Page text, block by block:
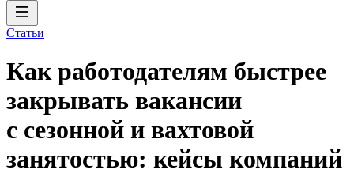
Статьи
Как работодателям быстрее
закрывать вакансии
с сезонной и вахтовой
занятостью: кейсы компаний